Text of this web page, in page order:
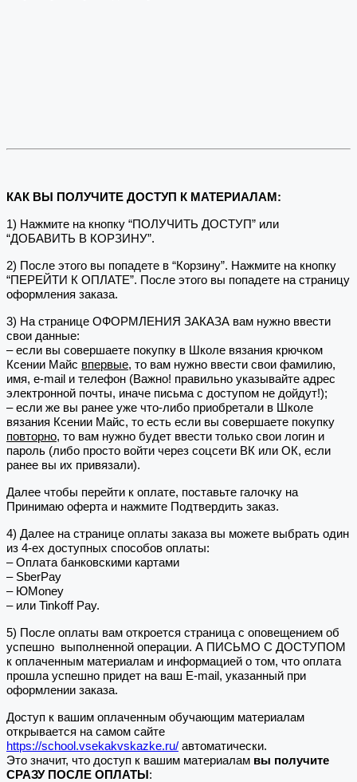
КАК ВЫ ПОЛУЧИТЕ ДОСТУП К МАТЕРИАЛАМ:
1) Нажмите на кнопку “ПОЛУЧИТЬ ДОСТУП” или
“ДОБАВИТЬ В КОРЗИНУ”.
2) После этого вы попадете в “Корзину”. Нажмите на кнопку
“ПЕРЕЙТИ К ОПЛАТЕ”. После этого вы попадете на страницу
оформления заказа.
3) На странице ОФОРМЛЕНИЯ ЗАКАЗА вам нужно ввести
свои данные:
– если вы совершаете покупку в Школе вязания крючком
Ксении Майс впервые, то вам нужно ввести свои фамилию,
имя, e-mail и телефон (Важно! правильно указывайте адрес
электронной почты, иначе письма с доступом не дойдут!);
– если же вы ранее уже что-либо приобретали в Школе
вязания Ксении Майс, то есть если вы совершаете покупку
повторно, то вам нужно будет ввести только свои логин и
пароль (либо просто войти через соцсети ВК или ОК, если
ранее вы их привязали).
Далее чтобы перейти к оплате, поставьте галочку на
Принимаю оферта и нажмите Подтвердить заказ.
4) Далее на странице оплаты заказа вы можете выбрать один
из 4-ех доступных способов оплаты:
– Оплата банковскими картами
– SberPay
– ЮMoney
– или Tinkoff Pay.
5) После оплаты вам откроется страница с оповещением об
успешно выполненной операции. А ПИСЬМО С ДОСТУПОМ
к оплаченным материалам и информацией о том, что оплата
прошла успешно придет на ваш E-mail, указанный при
оформлении заказа.
Доступ к вашим оплаченным обучающим материалам
открывается на самом сайте
https://school.vsekakvskazke.ru/ автоматически.
Это значит, что доступ к вашим материалам вы получите
СРАЗУ ПОСЛЕ ОПЛАТЫ :